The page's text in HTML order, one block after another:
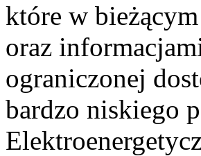
które w
oraz
ograniczonej
bardzo niskiego